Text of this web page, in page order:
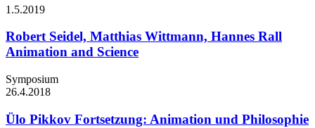
1.5.2019
Robert Seidel, Matthias Wittmann, Hannes Rall
Animation and Science
Symposium
26.4.2018
Ülo Pikkov Fortsetzung: Animation und Philosophie